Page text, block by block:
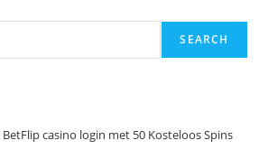
SEARCH
BetFlip casino login met 50 Kosteloos Spins